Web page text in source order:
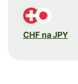
CHF na JPY